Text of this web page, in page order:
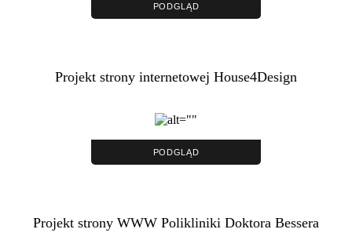
PODGLĄD
PODGLĄD
Projekt strony internetowej House4Design
Projekt strony WWW Polikliniki Doktora Bessera